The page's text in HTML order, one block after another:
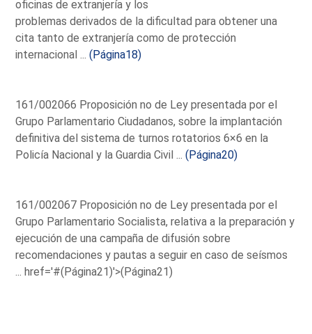
oficinas de extranjería y los
problemas derivados de la dificultad para obtener una
cita tanto de extranjería como de protección
internacional ...(Página18)
161/002066 Proposición no de Ley presentada por el
Grupo Parlamentario Ciudadanos, sobre la implantación
definitiva del sistema de turnos rotatorios 6×6 en la
Policía Nacional y la Guardia Civil ...(Página20)
161/002067 Proposición no de Ley presentada por el
Grupo Parlamentario Socialista, relativa a la preparación y
ejecución de una campaña de difusión sobre
recomendaciones y pautas a seguir en caso de seísmos
...href='#(Página21)'>(Página21)